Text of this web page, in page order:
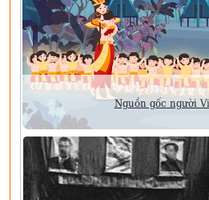
Nguồn gốc người